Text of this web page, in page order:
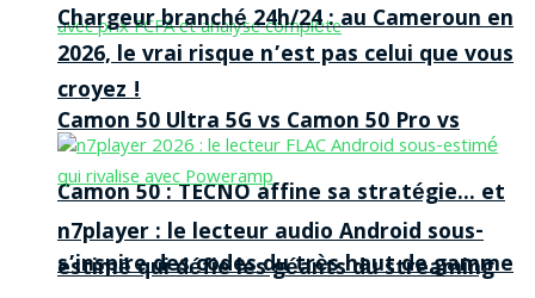
Camon 50 Ultra 5G vs Camon 50 Pro vs
Camon 50 : TECNO affine sa stratégie… et
s’inspire des codes du très haut de gamme
Chargeur branché 24h/24 : au Cameroun en
2026, le vrai risque n’est pas celui que vous
croyez !
n7player : le lecteur audio Android sous-
estimé qui défie les géants du streaming